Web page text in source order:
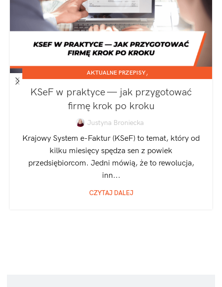
AKTUALNE PRZEPISY,
SPÓŁKA Z O.O.
KSeF w praktyce — jak przygotować
firmę krok po kroku
Justyna Broniecka
Krajowy System e-Faktur (KSeF) to temat, który od
kilku miesięcy spędza sen z powiek
przedsiębiorcom. Jedni mówią, że to rewolucja,
inn...
CZYTAJ DALEJ